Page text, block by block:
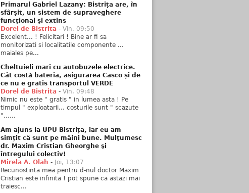
Primarul Gabriel Lazany: Bistrița are, în
sfârșit, un sistem de supraveghere
funcțional și extins
Dorel de Bistrita - Vin, 09:50
Excelent... ! Felicitari ! Bine ar fi sa
monitorizati si localitatile componente ...
maiales pe...
Cheltuieli mari cu autobuzele electrice.
Cât costă bateria, asigurarea Casco și de
ce nu e gratis transportul VERDE
Dorel de Bistrita - Vin, 09:48
Nimic nu este " gratis " in lumea asta ! Pe
timpul " exploatarii... costurile sunt " scazute
"......
Am ajuns la UPU Bistrița, iar eu am
simțit că sunt pe mâini bune. Mulţumesc
dr. Maxim Cristian Gheorghe şi
întregului colectiv!
Mirela A. Olah - Joi, 13:07
Recunostinta mea pentru d-nul doctor Maxim
Cristian este infinita ! pot spune ca astazi mai
traiesc...